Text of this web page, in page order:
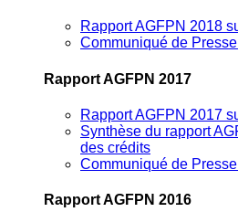
Rapport AGFPN 2018
Communiqué de
Rapport AGFPN 2017
Rapport AGFPN 2017
Synthèse du rapport
des crédits
Communiqué de
Rapport AGFPN 2016